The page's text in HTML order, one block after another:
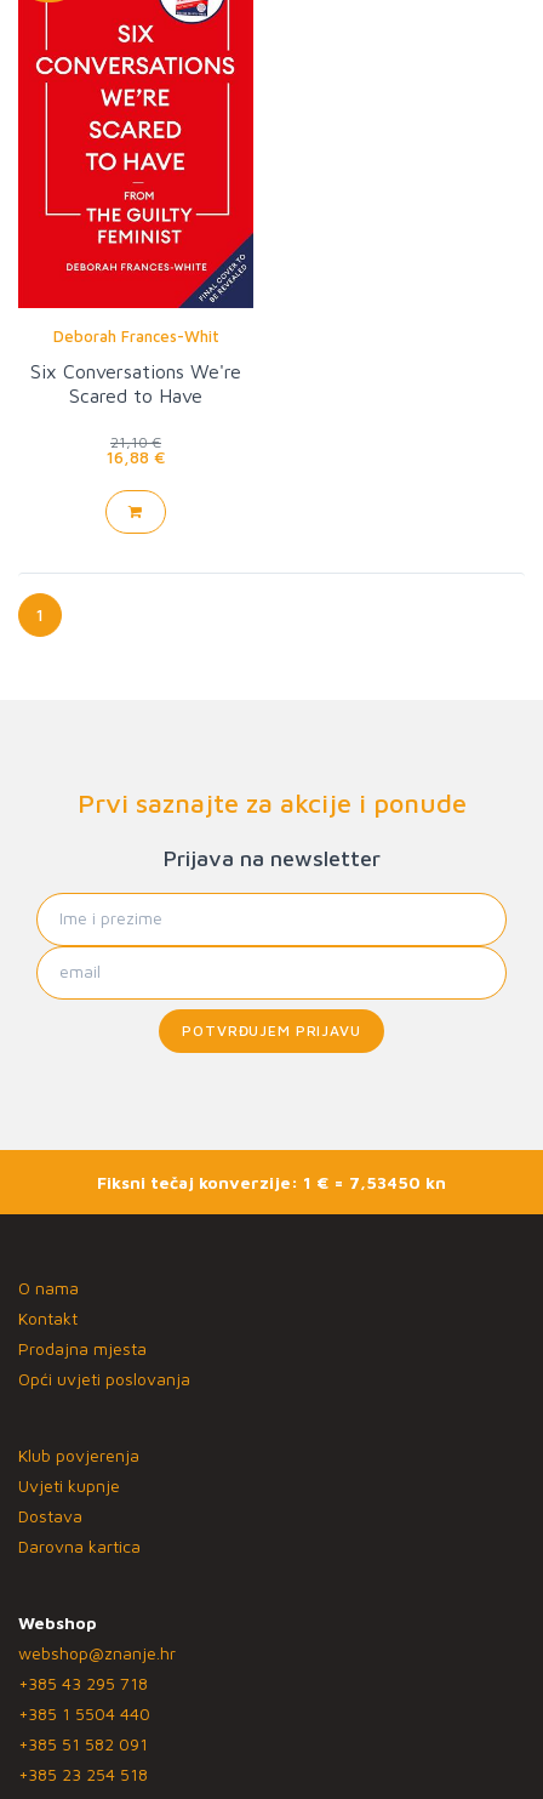
Deborah Frances-Whit
Six Conversations We're
Scared to Have
21,10 €
16,88 €
1
Prvi saznajte za akcije i ponude
Prijava na newsletter
POTVRĐUJEM PRIJAVU
Fiksni tečaj konverzije: 1 € = 7,53450 kn
O nama
Kontakt
Prodajna mjesta
Opći uvjeti poslovanja
Klub povjerenja
Uvjeti kupnje
Dostava
Darovna kartica
Webshop
webshop@znanje.hr
+385 43 295 718
+385 1 5504 440
+385 51 582 091
+385 23 254 518